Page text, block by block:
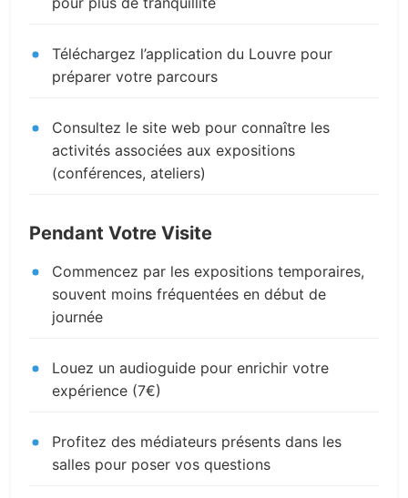
Téléchargez l’application du Louvre pour
préparer votre parcours
Consultez le site web pour connaître les
activités associées aux expositions
(conférences, ateliers)
Pendant Votre Visite
Commencez par les expositions temporaires,
souvent moins fréquentées en début de
journée
Louez un audioguide pour enrichir votre
expérience (7€)
Profitez des médiateurs présents dans les
salles pour poser vos questions